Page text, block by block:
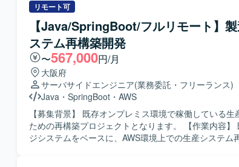
析、帳票周りの修正・追加開発なども含まれます。 【求める人物像】 自走して設計からテスト
まで対応できる方を求めております。既存システムの
られる方や、関係者と円滑にコミュニケーションを
るポジションです。 【ポジションの魅力】 基幹系に近い業務システムの改修案件であり、画面
および帳票開発を通じてフロントからバックエンドま
を積むことができます。既存システムの改善に関わる
ダナイズに向けた知見を高めることができます。 【開発環境】 Java／Struts／JSP／JavaScript
／SVF／Oracleを中心としたWebアプリケーション環
す。
リモート可
【Java/SpringBoot/フルリモート】
ステム再構築開発
〜567,000円/月
大阪府
サーバサイドエンジニア(業務委託・フリーランス)
Java ・ SpringBoot ・ AWS
【募集背景】 既存オンプレミス環境で稼働している
ための再構築プロジェクトとなります。 【作業内容】 既存スクラッチシステムおよびパッケー
ジシステムをベースに、AWS環境上での生産システム